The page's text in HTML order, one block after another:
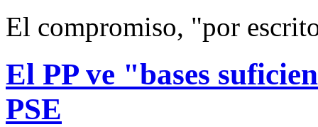
El compromiso, "por
El PP ve "bases
PSE